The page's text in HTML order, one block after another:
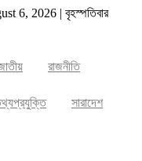
6, 2026 | বৃহস্পতিবার
রাজনীতি
সারাদেশ